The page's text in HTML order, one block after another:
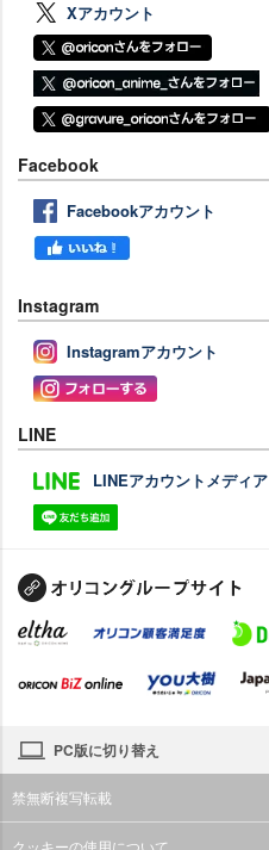
Xアカウント
Facebook
Facebookアカウント
Instagram
Instagramアカウント
LINE
LINEアカウントメディア
PC版に切り替え
禁無断複写転載
クッキーの使用について